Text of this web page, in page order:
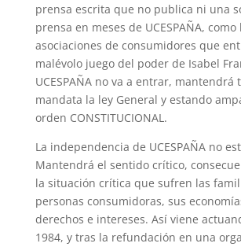
prensa escrita que no publica ni una
prensa en meses de UCESPAÑA, como
asociaciones de consumidores que
malévolo juego del poder de Isabel
UCESPAÑA no va a entrar, mantendrá
mandata la ley General y estando
orden CONSTITUCIONAL.
La independencia de UCESPAÑA no
Mantendrá el sentido crítico,
la situación crítica que sufren las
personas consumidoras, sus
derechos e intereses. Así viene
1984, y tras la refundación en una